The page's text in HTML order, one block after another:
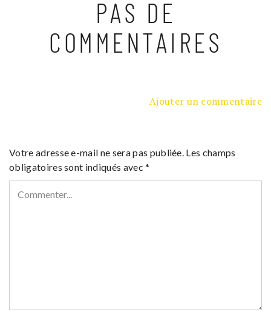
PAS DE
COMMENTAIRES
Ajouter un commentaire
Votre adresse e-mail ne sera pas publiée. Les champs
obligatoires sont indiqués avec*